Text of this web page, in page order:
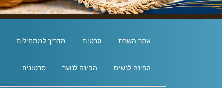
אתר השבת סרטים מדריך למתחילים
הפינה לנשים הפינה לנוער סרטונים